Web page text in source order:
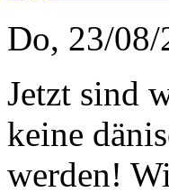
Do, 23/
Jetzt sind
keine
werden!